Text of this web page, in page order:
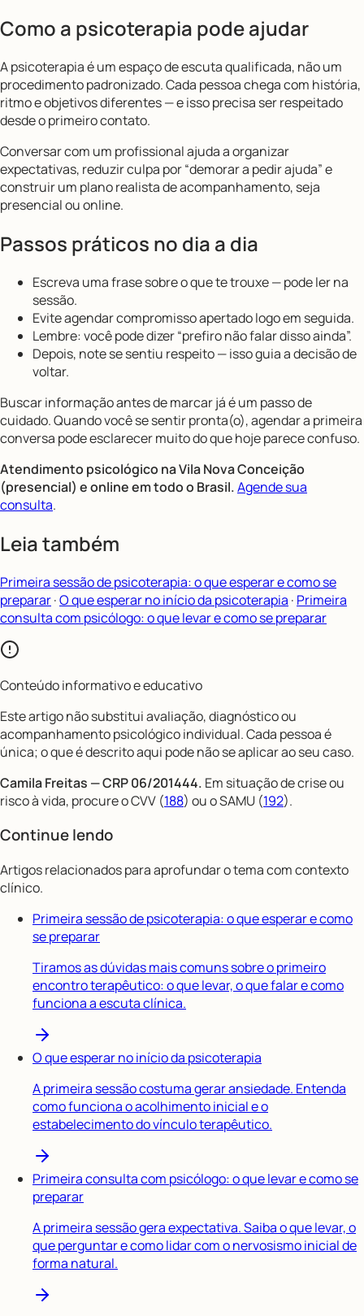
Como a psicoterapia pode ajudar
A psicoterapia é um espaço de escuta qualificada, não um
procedimento padronizado. Cada pessoa chega com história,
ritmo e objetivos diferentes — e isso precisa ser respeitado
desde o primeiro contato.
Conversar com um profissional ajuda a organizar
expectativas, reduzir culpa por “demorar a pedir ajuda” e
construir um plano realista de acompanhamento, seja
presencial ou online.
Passos práticos no dia a dia
Escreva uma frase sobre o que te trouxe — pode ler na
sessão.
Evite agendar compromisso apertado logo em seguida.
Lembre: você pode dizer “prefiro não falar disso ainda”.
Depois, note se sentiu respeito — isso guia a decisão de
voltar.
Buscar informação antes de marcar já é um passo de
cuidado. Quando você se sentir pronta(o), agendar a primeira
conversa pode esclarecer muito do que hoje parece confuso.
Atendimento psicológico na Vila Nova Conceição
(presencial) e online em todo o Brasil.Agende sua
consulta.
Leia também
Primeira sessão de psicoterapia: o que esperar e como se
preparar·O que esperar no início da psicoterapia · Primeira
consulta com psicólogo: o que levar e como se preparar
Conteúdo informativo e educativo
Este artigo não substitui avaliação, diagnóstico ou
acompanhamento psicológico individual. Cada pessoa é
única; o que é descrito aqui pode não se aplicar ao seu caso.
Camila Freitas — CRP 06/201444. Em situação de crise ou
risco à vida, procure o CVV (188) ou o SAMU (192).
Continue lendo
Artigos relacionados para aprofundar o tema com contexto
clínico.
Primeira sessão de psicoterapia: o que esperar e como
se preparar
Tiramos as dúvidas mais comuns sobre o primeiro
encontro terapêutico: o que levar, o que falar e como
funciona a escuta clínica.
O que esperar no início da psicoterapia
A primeira sessão costuma gerar ansiedade. Entenda
como funciona o acolhimento inicial e o
estabelecimento do vínculo terapêutico.
Primeira consulta com psicólogo: o que levar e como se
preparar
A primeira sessão gera expectativa. Saiba o que levar, o
que perguntar e como lidar com o nervosismo inicial de
forma natural.